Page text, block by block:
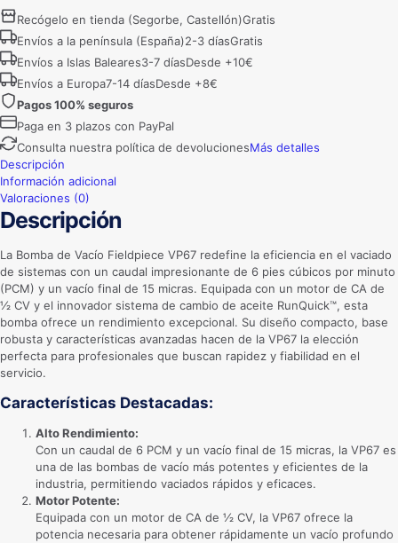
vp67
cantidad
Recógelo en tienda (Segorbe, Castellón)Gratis
Envíos a la península (España)2-3 díasGratis
Envíos a Islas Baleares3-7 díasDesde +10€
Envíos a Europa7-14 díasDesde +8€
Pagos 100% seguros
Paga en 3 plazos con PayPal
Consulta nuestra política de devolucionesMás detalles
Descripción
Información adicional
Valoraciones (0)
Descripción
La Bomba de Vacío Fieldpiece VP67 redefine la eficiencia en el vaciado
de sistemas con un caudal impresionante de 6 pies cúbicos por minuto
(PCM) y un vacío final de 15 micras. Equipada con un motor de CA de
½ CV y el innovador sistema de cambio de aceite RunQuick™, esta
bomba ofrece un rendimiento excepcional. Su diseño compacto, base
robusta y características avanzadas hacen de la VP67 la elección
perfecta para profesionales que buscan rapidez y fiabilidad en el
servicio.
Características Destacadas:
Alto Rendimiento:
Con un caudal de 6 PCM y un vacío final de 15 micras, la VP67 es
una de las bombas de vacío más potentes y eficientes de la
industria, permitiendo vaciados rápidos y eficaces.
Motor Potente:
Equipada con un motor de CA de ½ CV, la VP67 ofrece la
potencia necesaria para obtener rápidamente un vacío profundo